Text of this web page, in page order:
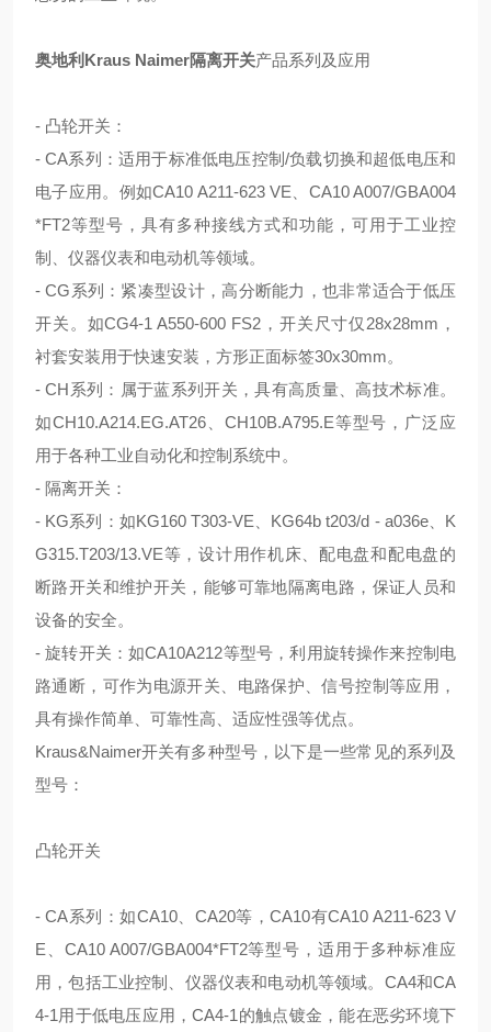
奥地利Kraus Naimer隔离开关产品系列及应用
- 凸轮开关：
- CA系列：适用于标准低电压控制/负载切换和超低电压和
电子应用。例如CA10 A211-623 VE
CA10 A007/GBA004
*FT2等型号，具有多种接线方式和功能，可用于工业控
制、仪器仪表和电动机等领域。
- CG系列：紧凑型设计，高分断能力，也非常适合于低压
开关。如CG4-1 A550-600 FS2 ，开关尺寸仅 28x28mm ，
衬套安装用于快速安装，方形正面标签30x30mm。
- CH系列：属于蓝系列开关，具有高质量、高技术标准。
如CH10.A214.EG.AT26、 CH10B.A795.E等型号，广泛应
用于各种工业自动化和控制系统中。
- 隔离开关：
- KG系列：如KG160 T303-VE KG64b t203/d - a036e、 K
G315.T203/13.VE等，设计用作机床、配电盘和配电盘的
断路开关和维护开关，能够可靠地隔离电路，保证人员和
设备的安全。
-旋转开关：如CA10A212等型号，利用旋转操作来控制电
路通断，可作为电源开关、电路保护、信号控制等应用，
具有操作简单、可靠性高、适应性强等优点。
Kraus&Naimer开关有多种型号，以下是一些常见的系列及
型号：
凸轮开关
- CA系列：如CA10、 CA20等，CA10有CA10 A211-623 V
E
CA10 A007/GBA004*FT2等型号，适用于多种标准应
用，包括工业控制、仪器仪表和电动机等领域。 CA4和CA
4-1 用于低电压应用，CA4-1 的触点镀金，能在恶劣环境下